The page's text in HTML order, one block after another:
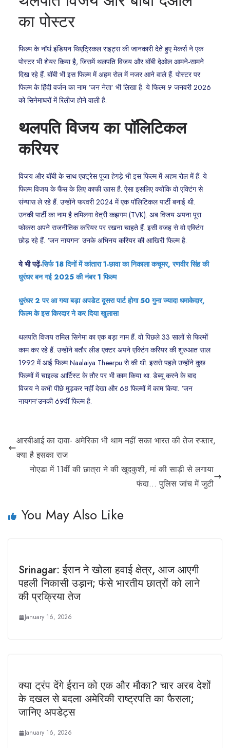
का पोस्टर
फिल्म के नॉर्थ इंडियन थिएट्रिकल राइट्स की जानकारी देते हुए मेकर्स ने एक
पोस्टर भी शेयर किया है, जिसमें थलपति विजय और बॉबी देओल आमने-सामने
दिख रहे हैं. बॉबी भी इस फिल्म में अहम रोल में नजर आने वाले हैं. पोस्टर पर
फिल्म के हिंदी वर्जन का नाम ‘जन नेता’ भी लिखा है. ये फिल्म 9 जनवरी 2026
को सिनेमाघरों में रिलीज होने वाली है.
थलपति विजय का पॉलिटिकल
करियर
विजय और बॉबी के साथ एक्ट्रेस पूजा हेगड़े भी इस फिल्म में अहम रोल में हैं. ये
फिल्म विजय के फैंस के लिए काफी खास है. ऐसा इसलिए क्योंकि वो एक्टिंग से
संन्यास ले रहे हैं. उन्होंने फरवरी 2024 में एक पॉलिटिकल पार्टी बनाई थी.
उनकी पार्टी का नाम है तमिलगा वेत्री कझगम (TVK). अब विजय अपना पूरा
फोकस अपने राजनीतिक करियर पर रखना चाहते हैं. इसी वजह से वो एक्टिंग
छोड़ रहे हैं. ‘जन नायगन’ उनके अभिनय करियर की आखिरी फिल्म है.
ये भी पढ़ें-सिर्फ 18 दिनों में कांतारा 1-छावा का निकाला कचूमर, रणवीर सिंह की
धुरंधर बन गई 2025 की नंबर 1 फिल्म
धुरंधर 2 पर आ गया बड़ा अपडेट दूसरा पार्ट होगा 50 गुना ज्यादा धमाकेदार,
फिल्म के इस किरदार ने कर दिया खुलासा
थलपति विजय तमिल सिनेमा का एक बड़ा नाम हैं. वो पिछले 33 सालों से फिल्मों
काम कर रहे हैं. उन्होंने बतौर लीड एक्टर अपने एक्टिंग करियर की शुरुआत साल
1992 में आई फिल्म Naalaiya Theerpu से की थी. इससे पहले उन्होंने कुछ
फिल्मों में चाइल्ड आर्टिस्ट के तौर पर भी काम किया था. डेब्यू करने के बाद
विजय ने कभी पीछे मुड़कर नहीं देखा और 68 फिल्मों में काम किया. ‘जन
नायगन’उनकी 69वीं फिल्म है.
आरबीआई का दावा- अमे‍रिका भी थाम नहीं सका भारत की तेज रफ्तार,
क्‍या है इसका राज
नोएडा में 11वीं की छात्रा ने की खुदकुशी, मां की साड़ी से लगाया
फंदा… पुलिस जांच में जुटी
You May Also Like
Srinagar: ईरान ने खोला हवाई क्षेत्र, आज आएगी
पहली निकासी उड़ान; फंसे भारतीय छात्रों को लाने
की प्रक्रिया तेज
January 16, 2026
क्या ट्रंप देंगे ईरान को एक और मौका? चार अरब देशों
के दखल से बदला अमेरिकी राष्ट्रपति का फैसला;
जानिए अपडेट्स
January 16, 2026